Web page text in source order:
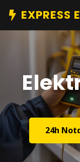
EXPRESS
24h